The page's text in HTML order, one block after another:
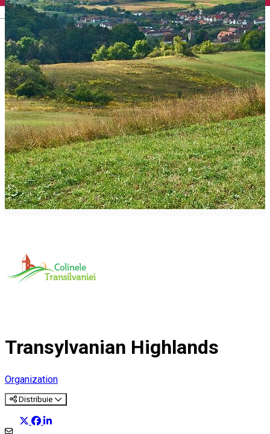
English
Transylvanian Highlands
Organization
Distribuie